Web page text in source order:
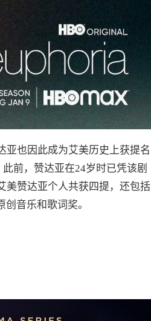
亚也因此成为艾美历史上获提名
前，赞达亚在24岁时已凭该剧
美赞达亚个人共获四提，还包括
音乐和歌词奖。